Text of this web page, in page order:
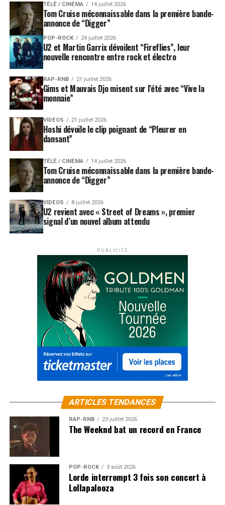
TÉLÉ / CINÉMA 14 juillet 2026
Tom Cruise méconnaissable dans la première bande-
annonce de “Digger”
POP-ROCK 24 juillet 2026
U2 et Martin Garrix dévoilent “Fireflies”, leur
nouvelle rencontre entre rock et électro
RAP-RNB 21 juillet 2026
Gims et Mauvais Djo misent sur l’été avec “Vive la
monnaie”
VIDEOS 21 juillet 2026
Hoshi dévoile le clip poignant de “Pleurer en
dansant”
TÉLÉ / CINÉMA 14 juillet 2026
Tom Cruise méconnaissable dans la première bande-
annonce de “Digger”
VIDEOS 8 juillet 2026
U2 revient avec « Street of Dreams », premier
signal d’un nouvel album attendu
PUBLICITÉ
ARTICLES TENDANCES
RAP-RNB 23 juillet 2026
The Weeknd bat un record en France
POP-ROCK 3 août 2026
Lorde interrompt 3 fois son concert à
Lollapalooza